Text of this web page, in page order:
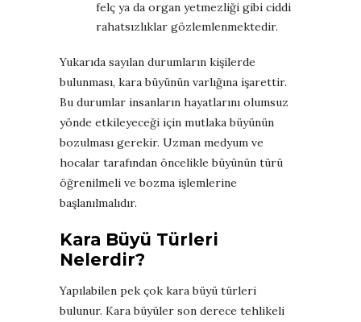
felç ya da organ yetmezliği gibi ciddi
rahatsızlıklar gözlemlenmektedir.
Yukarıda sayılan durumların kişilerde
bulunması, kara büyünün varlığına işarettir.
Bu durumlar insanların hayatlarını olumsuz
yönde etkileyeceği için mutlaka büyünün
bozulması gerekir. Uzman medyum ve
hocalar tarafından öncelikle büyünün türü
öğrenilmeli ve bozma işlemlerine
başlanılmalıdır.
Kara Büyü Türleri
Nelerdir?
Yapılabilen pek çok kara büyü türleri
bulunur. Kara büyüler son derece tehlikeli